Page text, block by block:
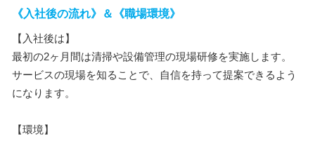
《入社後の流れ》＆《職場環境》
【入社後は】
最初の2ヶ月間は清掃や設備管理の現場研修を実施します。
サービスの現場を知ることで、自信を持って提案できるよう
になります。
【環境】